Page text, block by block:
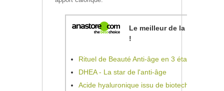
Le meilleur de la
!
Rituel de Beauté Anti-âge en 3 étapes
DHEA - La star de l'anti-âge
Acide hyaluronique issu de biotechnologie